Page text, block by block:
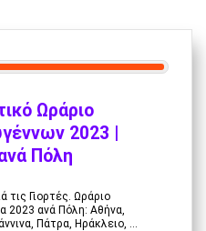
Ωράριο
2023 |
Πόλη
τις Γιορτές. Ωράριο
2023 ανά Πόλη: Αθήνα,
Πάτρα, Ηράκλειο, ...